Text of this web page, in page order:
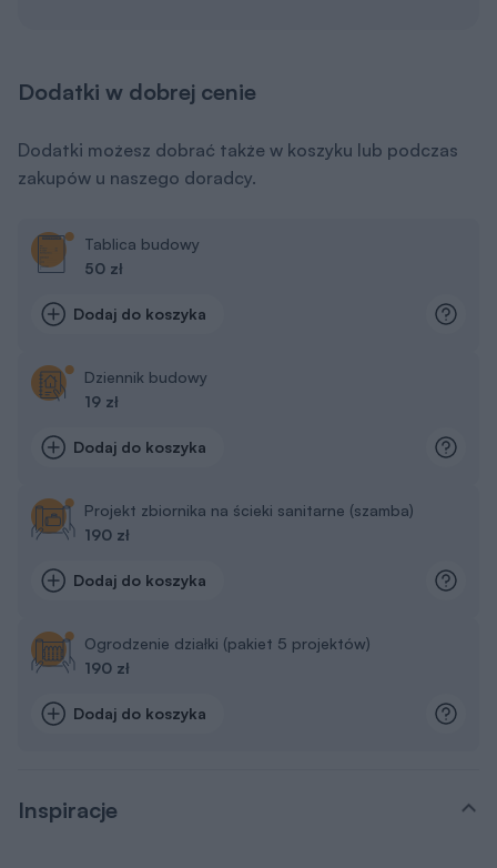
Dodatki w dobrej cenie
Dodatki możesz dobrać także w koszyku lub podczas
zakupów u naszego doradcy.
Tablica budowy
50 zł
Dodaj do koszyka
Dziennik budowy
19 zł
Dodaj do koszyka
Projekt zbiornika na ścieki sanitarne (szamba)
190 zł
Dodaj do koszyka
Ogrodzenie działki (pakiet 5 projektów)
190 zł
Dodaj do koszyka
Inspiracje